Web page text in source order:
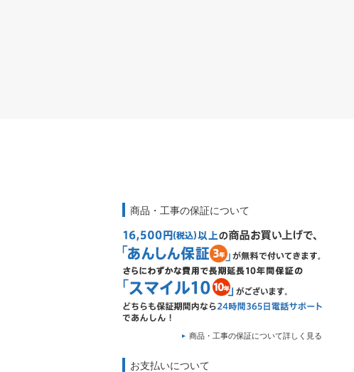
商品・工事の保証について
商品・工事の保証について詳しく見る
お支払いについて